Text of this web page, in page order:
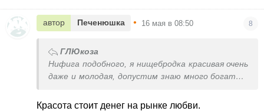
автор Печенюшка • 16 мая в 08:50 8
ГЛЮкоза
Нифига подобного, я нищебродка красивая очень
даже и молодая, допустим знаю много богатых,
Красота стоит денег на рынке любви.